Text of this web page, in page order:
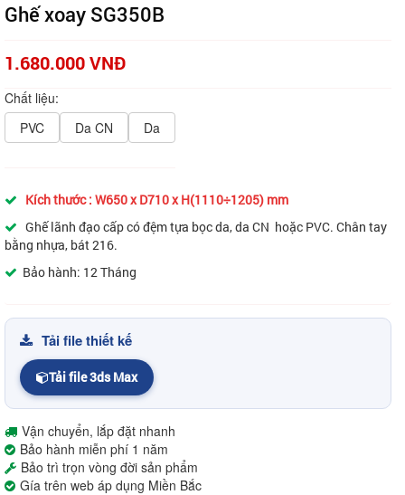
Ghế xoay SG350B
1.680.000 VNĐ
Chất liệu:
PVC
Da CN Da
Kích thước : W650 x D710 x H(1110÷1205) mm
Ghế lãnh đạo cấp có đệm tựa bọc da, da CN hoặc PVC. Chân tay
bằng nhựa, bát 216.
Bảo hành: 12 Tháng
Tải file thiết kế
Tải file 3ds Max
Vận chuyển, lắp đặt nhanh
Bảo hành miễn phí 1 năm
Bảo trì trọn vòng đời sản phẩm
Gía trên web áp dụng Miền Bắc